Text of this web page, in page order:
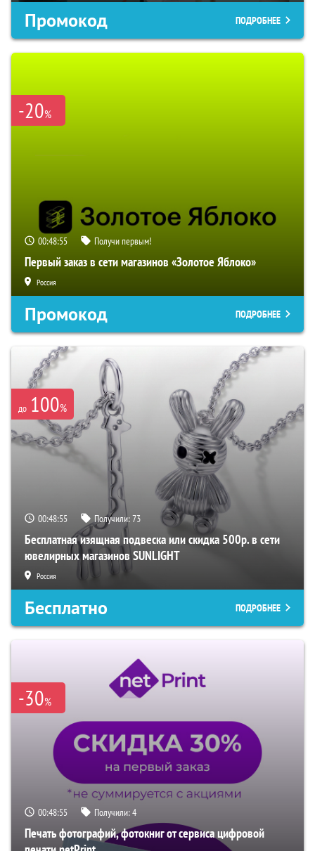
Промокод ПОДРОБНЕЕ
-20%
00:48:54 Получи первым!
Первый заказ в сети магазинов «Золотое Яблоко»
Россия
Промокод ПОДРОБНЕЕ
до 100%
00:48:54 Получили:73
Бесплатная изящная подвеска или скидка 500р. в сети
ювелирных магазинов SUNLIGHT
Россия
Бесплатно ПОДРОБНЕЕ
-30%
00:48:54 Получили:4
Печать фотографий, фотокниг от сервиса цифровой